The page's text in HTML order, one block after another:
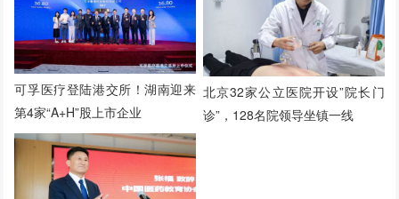
可孚医疗登陆港交所！湖南迎来
第4家“A+H”股上市企业
北京32家公立医院开设”院长门
诊”，128名院领导坐镇一线